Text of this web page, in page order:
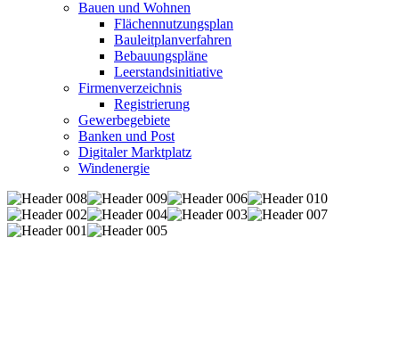
Bauen und Wohnen
Flächennutzungsplan
Bauleitplanverfahren
Bebauungspläne
Leerstandsinitiative
Firmenverzeichnis
Registrierung
Gewerbegebiete
Banken und Post
Digitaler Marktplatz
Windenergie